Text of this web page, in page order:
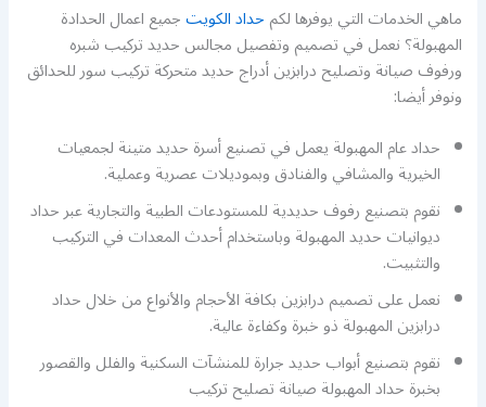
ماهي الخدمات التي يوفرها لكمحداد الكويتجميع اعمال الحدادة
المهبولة؟ نعمل في تصميم وتفصيل مجالس حديد تركيب شبره
ورفوف صيانة وتصليح درابزين أدراج حديد متحركة تركيب سور للحدائق
ونوفر أيضا:
حداد عام المهبولة يعمل في تصنيع أسرة حديد متينة لجمعيات
الخيرية والمشافي والفنادق وبموديلات عصرية وعملية.
نقوم بتصنيع رفوف حديدية للمستودعات الطبية والتجارية عبر حداد
ديوانيات حديد المهبولة وباستخدام أحدث المعدات في التركيب
والتثبيت.
نعمل على تصميم درابزين بكافة الأحجام والأنواع من خلال حداد
درابزين المهبولة ذو خبرة وكفاءة عالية.
نقوم بتصنيع أبواب حديد جرارة للمنشآت السكنية والفلل والقصور
بخبرة حداد المهبولة صيانة تصليح تركيب